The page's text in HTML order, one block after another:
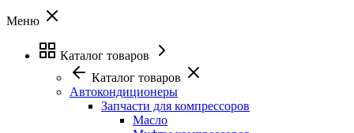
Меню
Каталог товаров
Каталог товаров
Автокондиционеры
Запчасти для компрессоров
Масло